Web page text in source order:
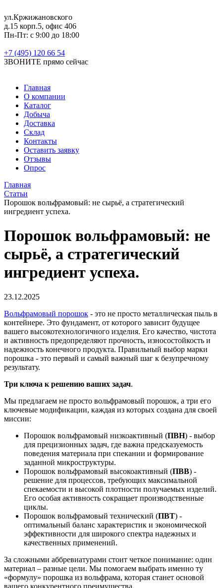
ул.Кржижановского
д.15 корп.5, офис 406
Пн-Пт: с 9:00 до 18:00
+7 (495) 120 66 54
ЗВОНИТЕ прямо сейчас
Главная
О компании
Каталог
Добыча
Доставка
Склад
Контакты
Оставить заявку
Отзывы
Опрос
Главная
Статьи
Порошок вольфрамовый: не сырьё, а стратегический
ингредиент успеха.
Порошок вольфрамовый: не
сырьё, а стратегический
ингредиент успеха.
23.12.2025
Вольфрамовый порошок - это не просто металлическая пыль в
контейнере. Это фундамент, от которого зависит будущее
вашего высокотехнологичного изделия. Его качество, чистота
и активность предопределяют прочность, износостойкость и
надежность конечного продукта. Правильный выбор марки
порошка - это первый и самый важный шаг к безупречному
результату.
Три ключа к решению ваших задач.
Мы предлагаем не просто вольфрамовый порошок, а три его
ключевые модификации, каждая из которых создана для своей
миссии:
Порошок вольфрамовый низкоактивный (ПВН) - выбор
для прецизионных задач, где важна предсказуемость
поведения материала при спекании и формирование
заданной микроструктуры.
Порошок вольфрамовый высокоактивный (ПВВ) -
решение для процессов, требующих максимальной
спекаемости и высокой плотности получаемых изделий.
Его особая активность сокращает производственные
циклы.
Порошок вольфрамовый технический (ПВТ) -
оптимальный баланс характеристик и экономической
эффективности для широкого спектра надежных и
качественных применений.
За сложными аббревиатурами стоит четкое понимание: один
материал – разные цели. Мы помогаем выбрать именно ту
«формулу» порошка из вольфрама, которая станет основой
вашего конкурентного преимущества.